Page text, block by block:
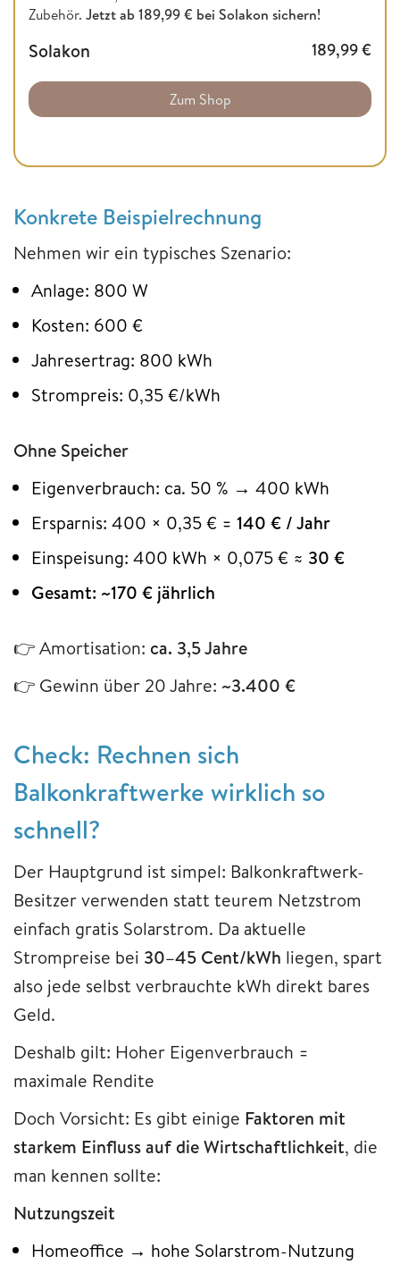
Zubehör. Jetzt ab 189,99 € bei Solakon sichern!
Solakon 189,99€
Zum Shop
Konkrete Beispielrechnung
Nehmen wir ein typisches Szenario:
Anlage: 800 W
Kosten: 600 €
Jahresertrag: 800 kWh
Strompreis: 0,35 €/kWh
Ohne Speicher
Eigenverbrauch: ca. 50 % → 400 kWh
Ersparnis: 400 × 0,35 € = 140 € / Jahr
Einspeisung: 400 kWh × 0,075 € ≈ 30 €
Gesamt: ~170 € jährlich
👉 Amortisation: ca. 3,5 Jahre
👉 Gewinn über 20 Jahre: ~3.400 €
Check: Rechnen sich
Balkonkraftwerke wirklich so
schnell?
Der Hauptgrund ist simpel: Balkonkraftwerk-
Besitzer verwenden statt teurem Netzstrom
einfach gratis Solarstrom. Da aktuelle
Strompreise bei 30–45 Cent/kWh liegen, spart
also jede selbst verbrauchte kWh direkt bares
Geld.
Deshalb gilt: Hoher Eigenverbrauch =
maximale Rendite
Doch Vorsicht: Es gibt einige Faktoren mit
starkem Einfluss auf die Wirtschaftlichkeit, die
man kennen sollte:
Nutzungszeit
Homeoffice → hohe Solarstrom-Nutzung